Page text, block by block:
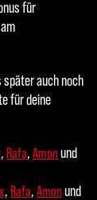
für
später auch noch
für deine
, Rafa, Amonund
, Rafa, Amonund